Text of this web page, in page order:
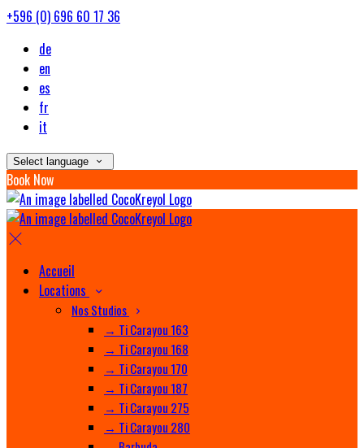
+596 (0) 696 60 17 36
de
en
es
fr
it
Select language
Book Now
Accueil
Locations
Nos Studios
→ Ti Carayou 163
→ Ti Carayou 168
→ Ti Carayou 170
→ Ti Carayou 187
→ Ti Carayou 275
→ Ti Carayou 280